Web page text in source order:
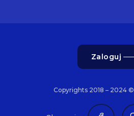
Zaloguj
Copyrights 2018 – 2024 ©